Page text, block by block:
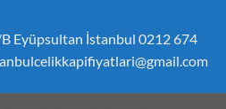
Eyüpsultan İstanbul 0212 674